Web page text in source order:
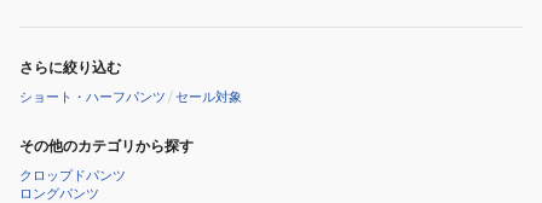
さらに絞り込む
ショート・ハーフパンツ /セール対象
その他のカテゴリから探す
クロップドパンツ
ロングパンツ